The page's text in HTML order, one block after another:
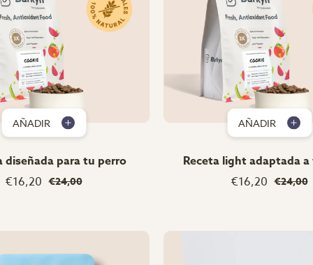
AÑADIR
diseñada para tu perro
€16,20 €24,00
AÑADIR
Receta light adaptada
€16,20 €24,00